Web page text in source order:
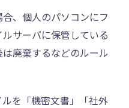
、個人のパソコンにフ
サーバに保管している
廃棄するなどのルール
を「機密文書」「社外